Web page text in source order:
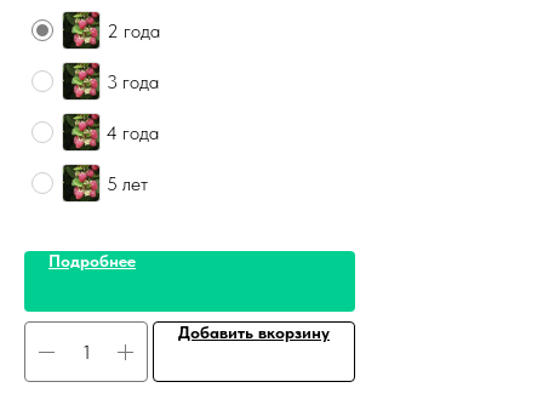
2 года
3 года
4 года
5 лет
Подробнее
Добавить вкорзину